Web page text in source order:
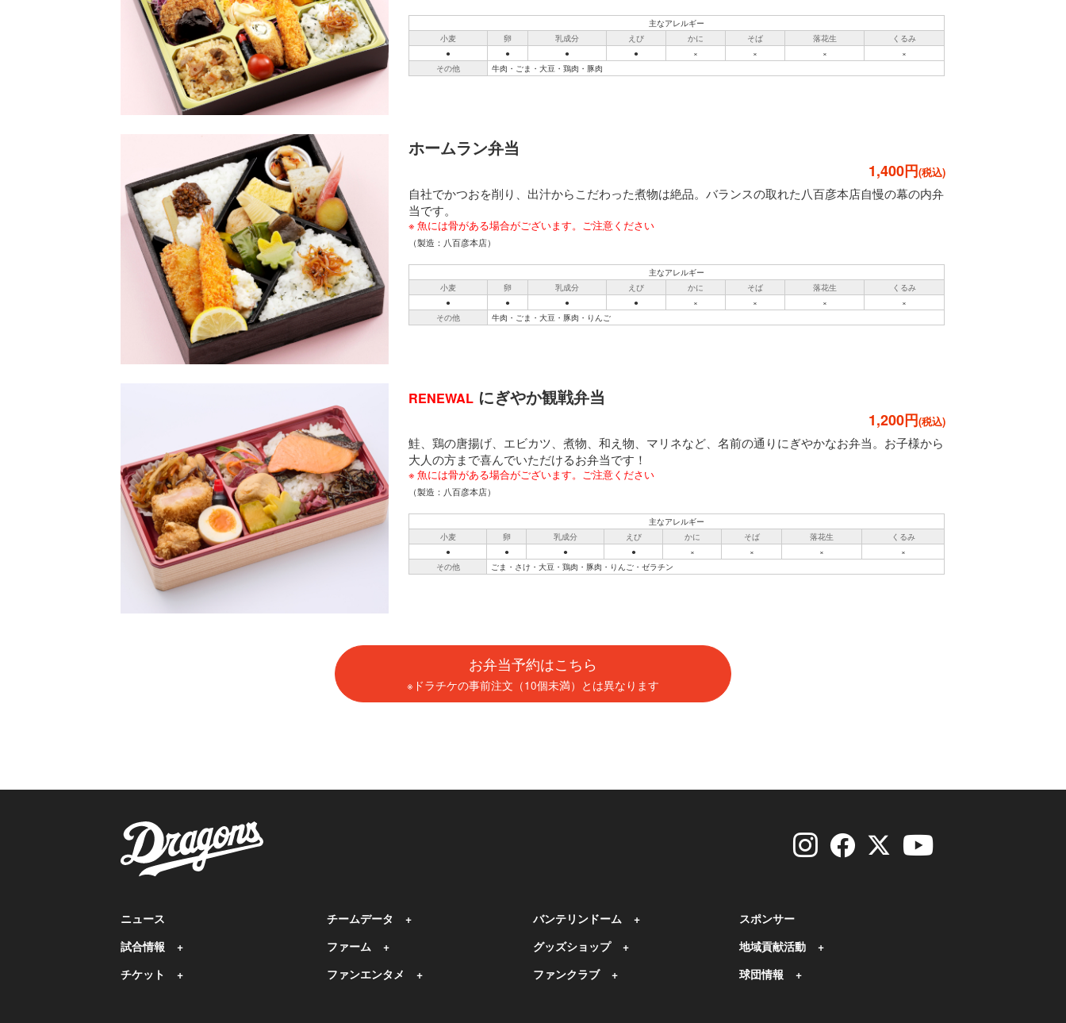
主なアレルギー
小麦
卵 乳成分 えび かに そば 落花生
くるみ
●
● ● ● × × ×
×
その他
牛肉・ごま・大豆・鶏肉・豚肉
ホームラン弁当
1,400円
自社でかつおを削り、出汁からこだわった煮物は絶品。バランスの取れた八百彦本店自慢の幕の内弁
当です。
魚には骨がある場合がございます。ご注意ください
（製造：八百彦本店）
主なアレルギー
小麦
卵 乳成分 えび かに そば 落花生
くるみ
●
● ● ● × × ×
×
その他
牛肉・ごま・大豆・豚肉・りんご
RENEWAL にぎやか観戦弁当
1,200円
鮭、鶏の唐揚げ、エビカツ、煮物、和え物、マリネなど、名前の通りにぎやかなお弁当。お子様から
大人の方まで喜んでいただけるお弁当です！
魚には骨がある場合がございます。ご注意ください
（製造：八百彦本店）
主なアレルギー
小麦
卵 乳成分 えび かに そば 落花生
くるみ
●
● ● ● × × ×
×
その他
ごま・さけ・大豆・鶏肉・豚肉・りんご・ゼラチン
お弁当予約はこちら
※ドラチケの事前注文（10個未満）とは異なります
ニュース
試合情報
チケット
チームデータ
ファーム
ファンエンタメ
バンテリンドーム
グッズショップ
ファンクラブ
スポンサー
地域貢献活動
球団情報